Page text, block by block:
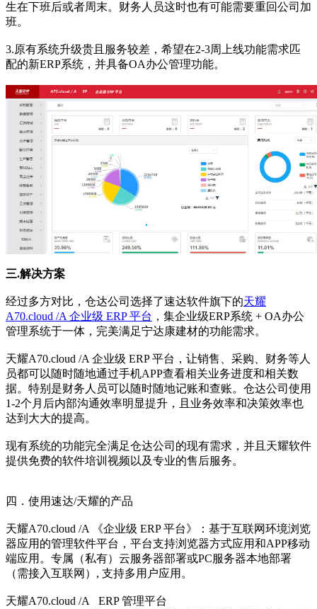
生在下班后或者周末。财务人员这时也有可能需要重回公司加
班。
3.原有系统升级贵且服务较差，希望在2-3周上线功能需求匹
配的新ERP系统，并具备OA办公管理功能。
三.解决方案
经过多方对比，仓达公司选择了速达软件旗下的天耀
A70.cloud /A 企业级 ERP 平台 ，集企业级ERP系统 + OA办公
管理系统于一体，完美满足宁达康建材的功能需求。
天耀A70.cloud /A 企业级 ERP 平台，让销售、采购、财务等人
员都可以随时随地通过手机APP查看相关业务进度和相关数
据。特别是财务人员可以随时随地记账和查账。仓达公司使用
1-2个月后内部沟通效率明显提升，且业务效率和决策效率也
达到大大的提高。
现有系统的功能完全满足仓达公司的现有需求，并且天耀软件
提供免费的软件培训视频以及专业的售后服务。
四．使用速达/天耀的产品
天耀A70.cloud /A 《企业级 ERP 平台》：基于互联网环境浏览
器应用的管理软件平台，平台支持浏览器方式应用和APP移动
端应用。专属（私有）云服务器部署或PC服务器本地部署
（需接入互联网）, 支持多用户应用。
天耀A70.cloud /A ERP 管理平台